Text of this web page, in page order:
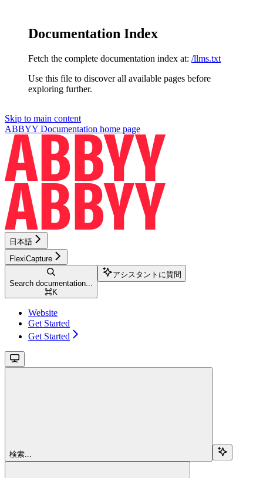
Documentation Index
Fetch the complete documentation index at: /llms.txt
Use this file to discover all available pages before
exploring further.
Skip to main content
ABBYY Documentation home page
日本語
FlexiCapture
Search documentation...
⌘K
アシスタントに質問
Website
Get Started
Get Started
検索...